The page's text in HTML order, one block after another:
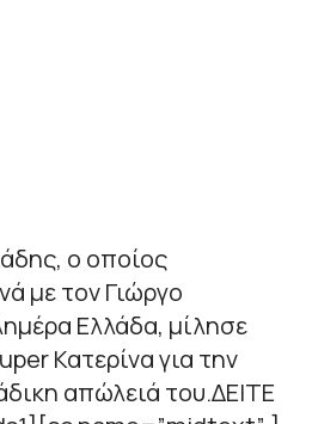
ο οποίος
με τον Γιώργο
Ελλάδα, μίλησε
Κατερίνα για την
απώλειά του.ΔΕΙΤΕ